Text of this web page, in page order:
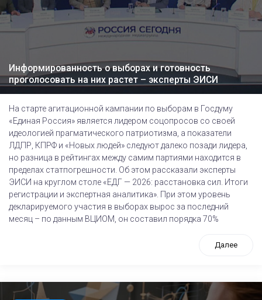
Информированность о выборах и готовность
проголосовать на них растет – эксперты ЭИСИ
На старте агитационной кампании по выборам в Госдуму
«Единая Россия» является лидером соцопросов со своей
идеологией прагматического патриотизма, а показатели
ЛДПР, КПРФ и «Новых людей» следуют далеко позади лидера,
но разница в рейтингах между самим партиями находится в
пределах статпогрешности. Об этом рассказали эксперты
ЭИСИ на круглом столе «ЕДГ — 2026: расстановка сил. Итоги
регистрации и экспертная аналитика». При этом уровень
декларируемого участия в выборах вырос за последний
месяц – по данным ВЦИОМ, он составил порядка 70%
Далее